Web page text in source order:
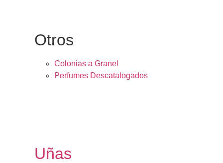
Otros
Colonias a Granel
Perfumes Descatalogados
Uñas